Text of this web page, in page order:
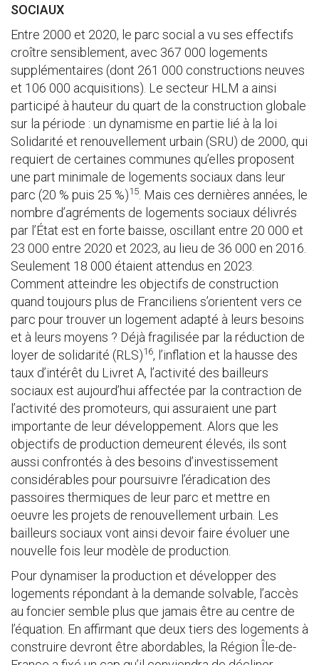
SOCIAUX
Entre 2000 et 2020, le parc social a vu ses effectifs
croître sensiblement, avec 367 000 logements
supplémentaires (dont 261 000 constructions neuves
et 106 000 acquisitions). Le secteur HLM a ainsi
participé à hauteur du quart de la construction globale
sur la période : un dynamisme en partie lié à la loi
Solidarité et renouvellement urbain (SRU) de 2000, qui
requiert de certaines communes qu’elles proposent
une part minimale de logements sociaux dans leur
parc (20 % puis 25 %)15 . Mais ces dernières années, le
nombre d’agréments de logements sociaux délivrés
par l’État est en forte baisse, oscillant entre 20 000 et
23 000 entre 2020 et 2023, au lieu de 36 000 en 2016.
Seulement 18 000 étaient attendus en 2023.
Comment atteindre les objectifs de construction
quand toujours plus de Franciliens s’orientent vers ce
parc pour trouver un logement adapté à leurs besoins
et à leurs moyens ? Déjà fragilisée par la réduction de
loyer de solidarité (RLS)16, l’inflation et la hausse des
taux d’intérêt du Livret A, l’activité des bailleurs
sociaux est aujourd’hui affectée par la contraction de
l’activité des promoteurs, qui assuraient une part
importante de leur développement. Alors que les
objectifs de production demeurent élevés, ils sont
aussi confrontés à des besoins d’investissement
considérables pour poursuivre l’éradication des
passoires thermiques de leur parc et mettre en
oeuvre les projets de renouvellement urbain. Les
bailleurs sociaux vont ainsi devoir faire évoluer une
nouvelle fois leur modèle de production.
Pour dynamiser la production et développer des
logements répondant à la demande solvable, l’accès
au foncier semble plus que jamais être au centre de
l’équation. En affirmant que deux tiers des logements à
construire devront être abordables, la Région Île-de-